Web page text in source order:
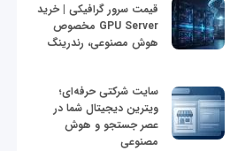
قیمت سرور گرافیکی | خرید
GPU Server مخصوص
هوش مصنوعی، رندرینگ
سایت شرکتی حرفه‌ای؛
ویترین دیجیتال شما در
عصر جستجو و هوش
مصنوعی